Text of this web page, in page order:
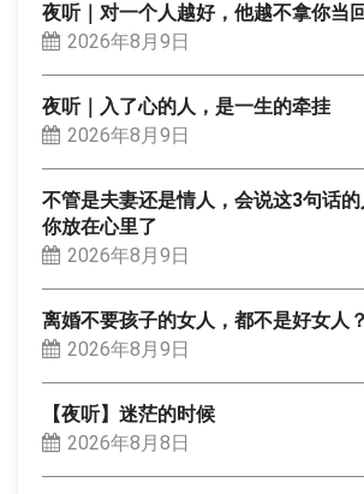
夜听｜对一个人越好，他越不拿你当
2026年8月9日
夜听｜入了心的人，是一生的牵挂
2026年8月9日
不管是夫妻还是情人，会说这3句话
你放在心里了
2026年8月9日
离婚不要孩子的女人，都不是好女人？
2026年8月9日
【夜听】迷茫的时候
2026年8月8日